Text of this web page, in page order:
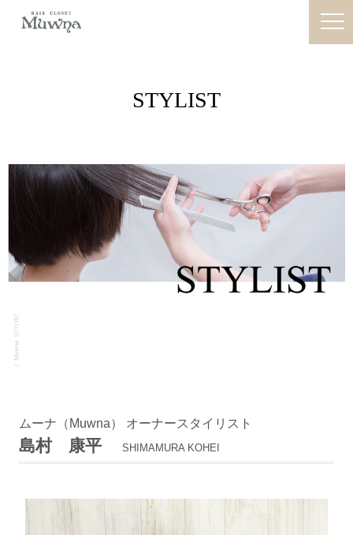
STYLIST
ムーナ（Muwna） オーナースタイリスト
島村 康平 SHIMAMURA KOHEI